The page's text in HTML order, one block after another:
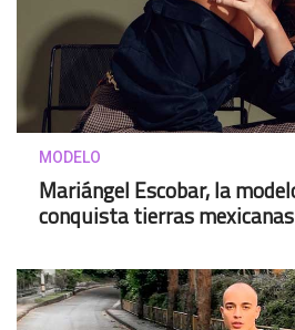
MODELO
Mariángel Escobar, la
conquista tierras mexicanas